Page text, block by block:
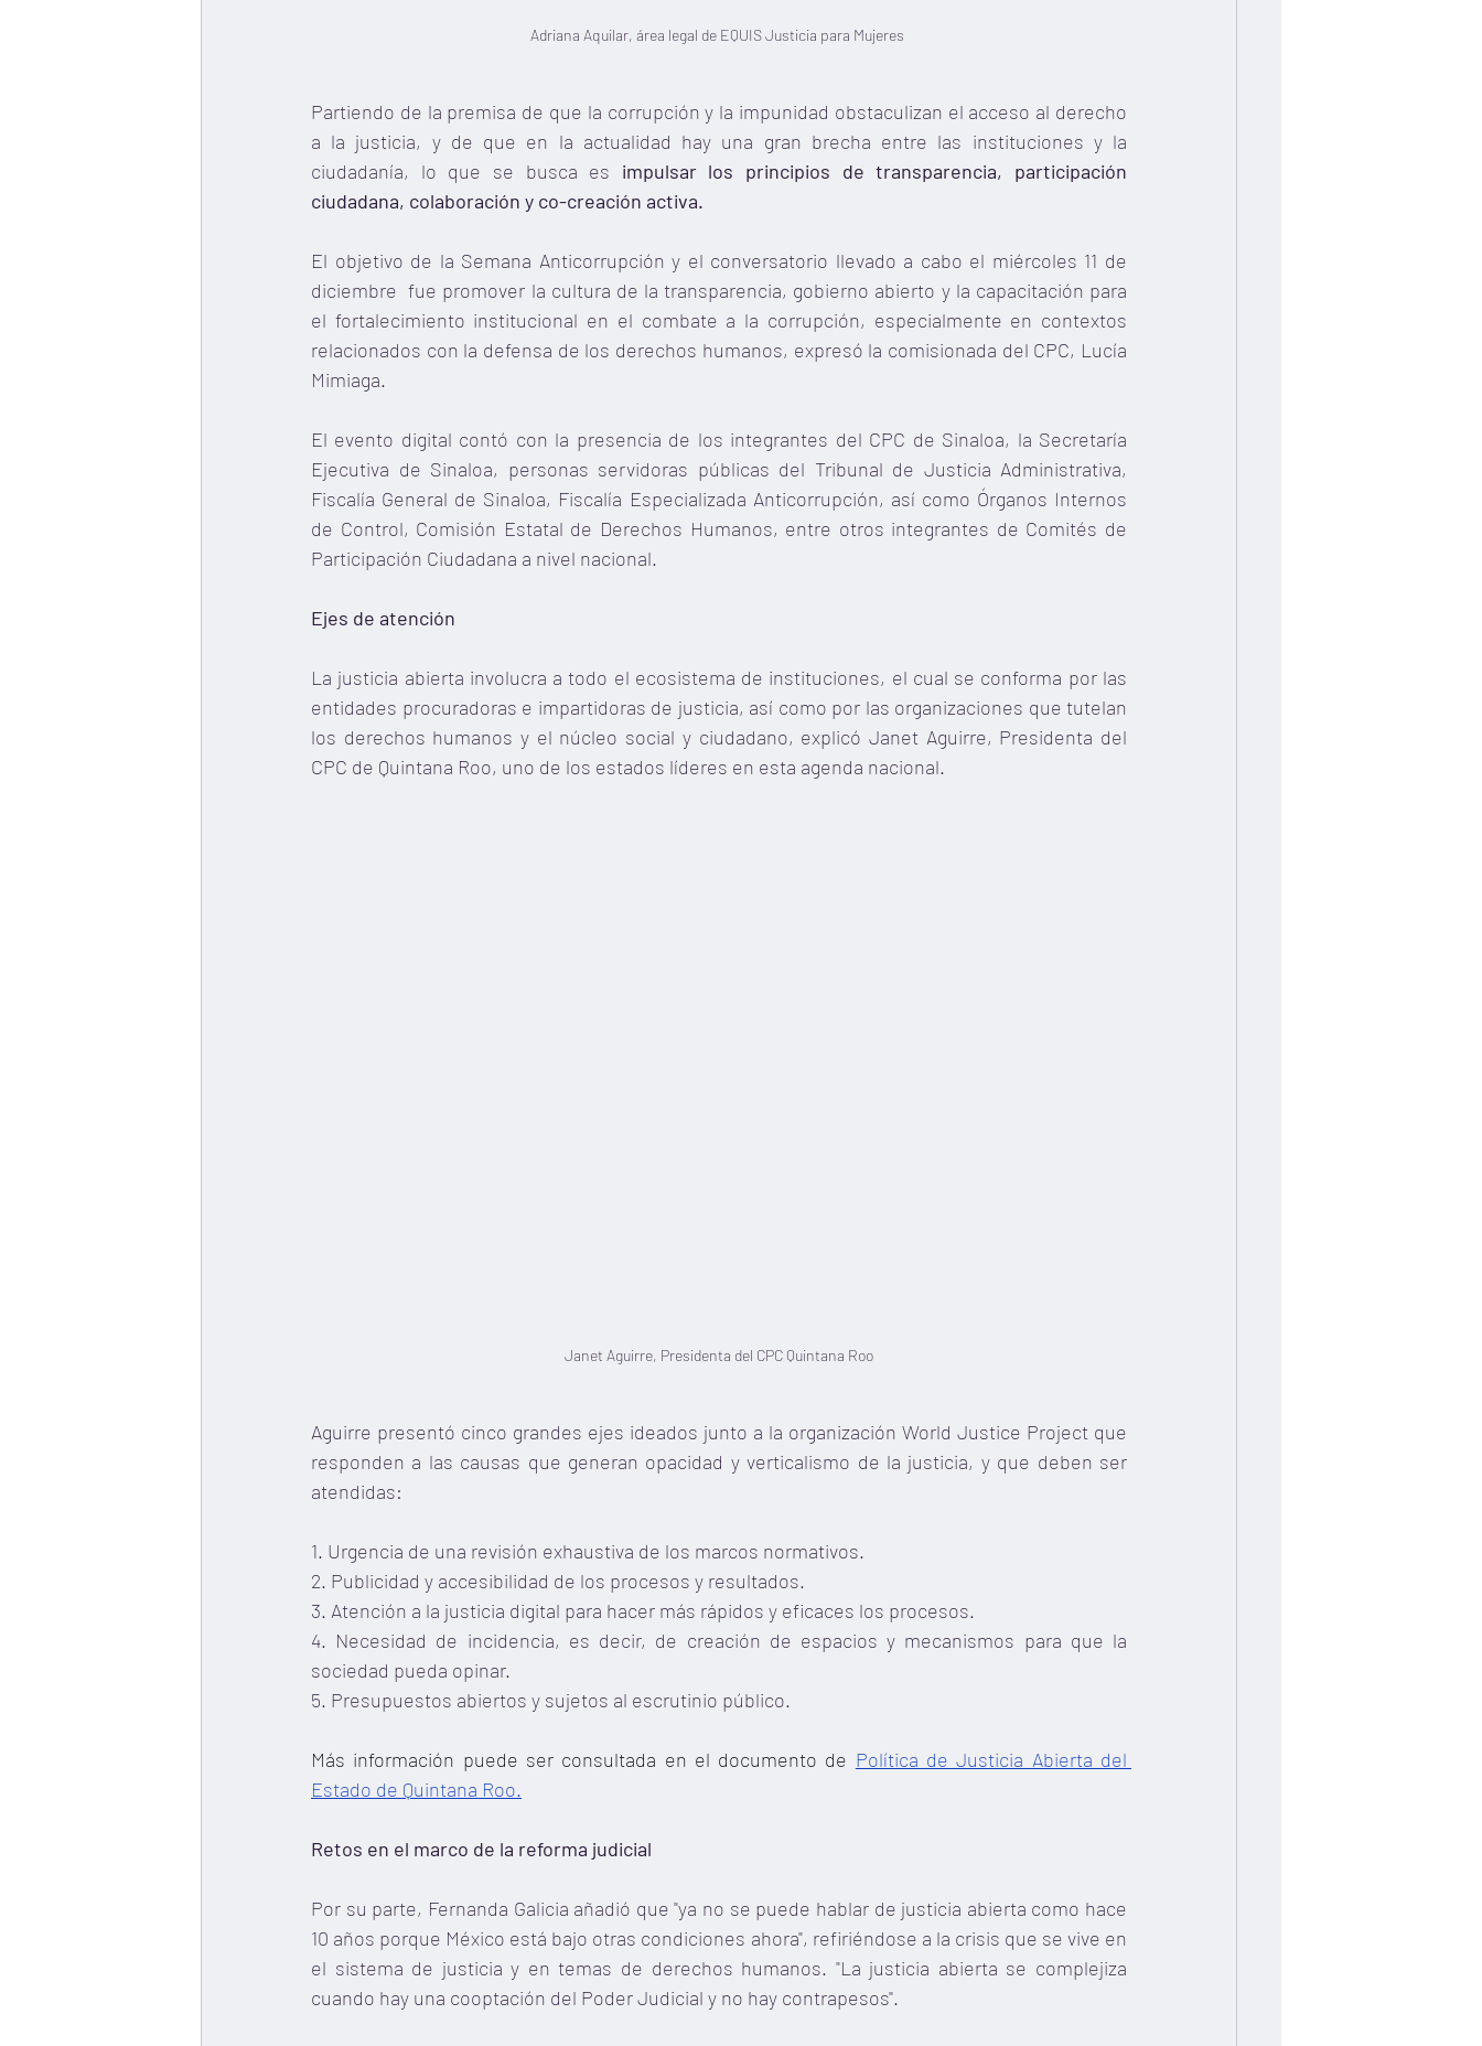
Adriana Aquilar, área legal de EQUIS Justicia para Mujeres
Partiendo de la premisa de que la corrupción y la impunidad obstaculizan el acceso al derecho
a la justicia, y de que en la actualidad hay una gran brecha entre las instituciones y la
ciudadanía, lo que se busca es impulsar los principios de transparencia, participación
ciudadana, colaboración y co-creación activa.
El objetivo de la Semana Anticorrupción y el conversatorio llevado a cabo el miércoles 11 de
diciembre  fue promover la cultura de la transparencia, gobierno abierto y la capacitación para
el fortalecimiento institucional en el combate a la corrupción, especialmente en contextos
relacionados con la defensa de los derechos humanos, expresó la comisionada del CPC, Lucía
Mimiaga.
El evento digital contó con la presencia de los integrantes del CPC de Sinaloa, la Secretaría
Ejecutiva de Sinaloa, personas servidoras públicas del Tribunal de Justicia Administrativa,
Fiscalía General de Sinaloa, Fiscalía Especializada Anticorrupción, así como Órganos Internos
de Control, Comisión Estatal de Derechos Humanos, entre otros integrantes de Comités de
Participación Ciudadana a nivel nacional.
Ejes de atención
La justicia abierta involucra a todo el ecosistema de instituciones, el cual se conforma por las
entidades procuradoras e impartidoras de justicia, así como por las organizaciones que tutelan
los derechos humanos y el núcleo social y ciudadano, explicó Janet Aguirre, Presidenta del
CPC de Quintana Roo, uno de los estados líderes en esta agenda nacional.
Janet Aguirre, Presidenta del CPC Quintana Roo
Aguirre presentó cinco grandes ejes ideados junto a la organización World Justice Project que
responden a las causas que generan opacidad y verticalismo de la justicia, y que deben ser
atendidas:
1. Urgencia de una revisión exhaustiva de los marcos normativos.
2. Publicidad y accesibilidad de los procesos y resultados.
3. Atención a la justicia digital para hacer más rápidos y eficaces los procesos.
4. Necesidad de incidencia, es decir, de creación de espacios y mecanismos para que la
sociedad pueda opinar.
5. Presupuestos abiertos y sujetos al escrutinio público.
Más información puede ser consultada en el documento de Política de Justicia Abierta del
Estado de Quintana Roo.
Retos en el marco de la reforma judicial
Por su parte, Fernanda Galicia añadió que "ya no se puede hablar de justicia abierta como hace
10 años porque México está bajo otras condiciones ahora", refiriéndose a la crisis que se vive en
el sistema de justicia y en temas de derechos humanos. "La justicia abierta se complejiza
cuando hay una cooptación del Poder Judicial y no hay contrapesos".